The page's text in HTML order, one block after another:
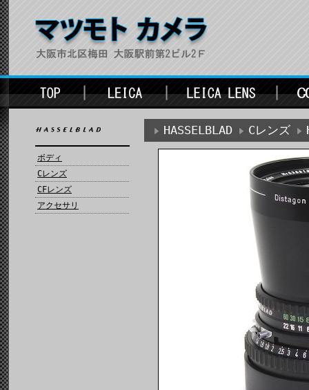
ボディ
Cレンズ
CFレンズ
アクセサリ
HASSELBLAD Cレンズ